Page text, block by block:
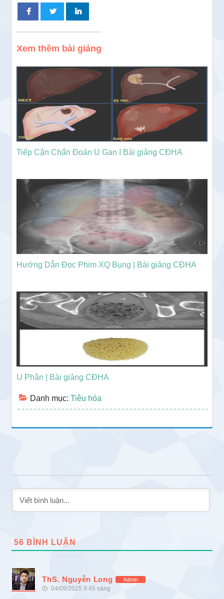
Xem thêm bài giảng
Tiếp Cận Chẩn Đoán U Gan I Bài giảng CĐHA
Hướng Dẫn Đọc Phim XQ Bụng | Bài giảng CĐHA
U Phân | Bài giảng CĐHA
Danh mục:Tiêu hóa
56 BÌNH LUẬN
ThS. Nguyễn Long Admin
04/09/2025 9:45 sáng